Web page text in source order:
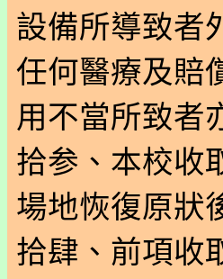
設備所導致者
任何醫療及賠
用不當所致者
拾参、本校收
場地恢復原狀
拾肆、前項收